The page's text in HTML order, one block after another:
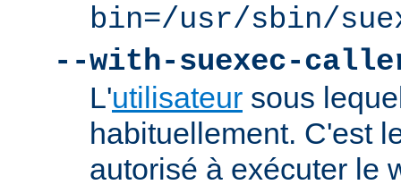
bin=/usr/sbin/
--with-suexec-
L'utilisateur sous
habituellement. C'est
autorisé à exécuter le